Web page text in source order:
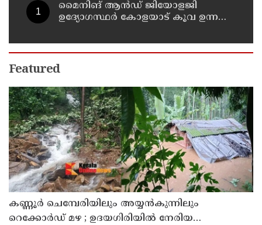
മൈനിങ് ആൻഡ്​ ജിയോളജി
ഉദ്യോഗസ്ഥർ കോളയാട് കൂവ ഉന്നതി
Featured
കണ്ണൂർ ചെമ്പേരിയിലും അയ്യൻകുന്നിലും
റെക്കോർഡ് മഴ ; ഉദയഗിരിയിൽ നേരിയ